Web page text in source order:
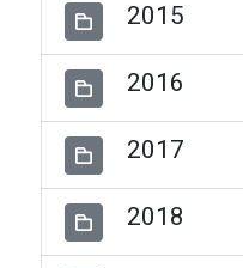
2015
2016
2017
2018